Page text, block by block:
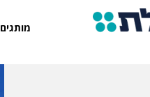
מותגים